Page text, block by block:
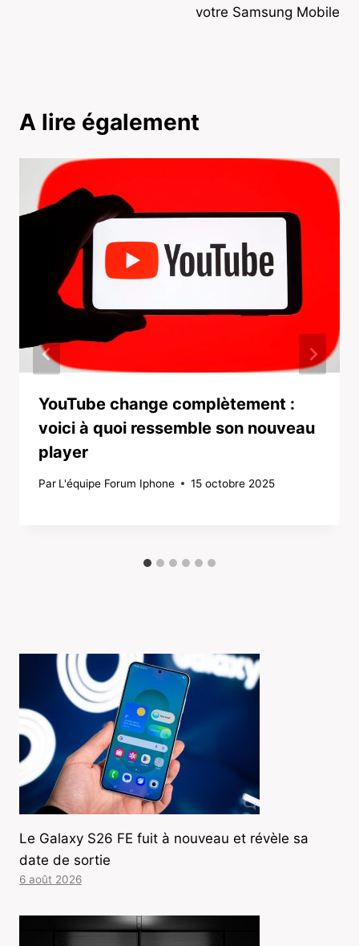
votre Samsung Mobile
A lire également
YouTube change complètement :
voici à quoi ressemble son nouveau
player
Par L'équipe Forum Iphone 15 octobre 2025
Le Galaxy S26 FE fuit à nouveau et révèle sa
date de sortie
6 août 2026